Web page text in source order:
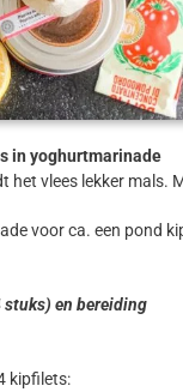
in yoghurtmarinade
het vlees lekker mals.
voor ca. een pond
en bereiding
kipfilets: